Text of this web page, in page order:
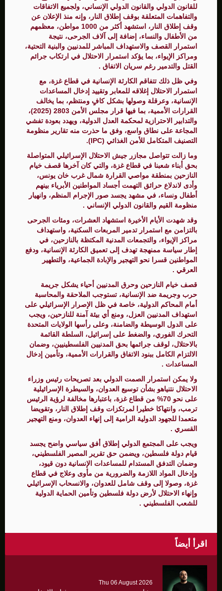
للقانون الدولي والقانون الدولي الإنساني، ولجميع الاتفاقات
والتفاهمات المتعلقة بوقف إطلاق النار، وإنه منذ الإعلان عن
وقف إطلاق النار، استشهد أكثر من 1000 مواطن، معظمهم
من الأطفال والنساء، إضافة إلى آلاف الجرحى، نتيجة
استمرار القصف والاستهداف المباشر للمدنيين والبنية التحتية،
ومراكز الإيواء، بما يؤكد استمرار الاحتلال في ارتكاب جرائم
القتل والتدمير رغم سريان الاتفاق .
وفي ظل ذلك تتفاقم الكارثة الإنسانية في قطاع غزة، مع
استمرار الاحتلال إغلاقه للمعابر وتقييد إدخال المساعدات
الإنسانية، وعرقلة وصولها بشكل كافٍ ومنتظم، بما يخالف
القرارات الأممية، بما فيها قرار مجلس الأمن 2803 (2025)،
والتدابير الاحترازية لمحكمة العدل الدولية، ويهدد بعودة تفشي
المجاعة على نطاق واسع، وفق ما حذرت منه تقارير منظومة
التصنيف المتكامل للأمن الغذائي (IPC).
وما زالت تتواصل مجازر جيش الاحتلال الإسرائيلي المتواصلة
بحق أبناء شعبنا في قطاع غزة، والتي كان آخرها قصف خيام
النازحين بمنطقة مواصي القرارة شمال غرب خان يونس،
وأدى لاندلاع حرائق التهمت أجساد المواطنين الأبرياء بينهم
أطفال ونساء، في مشهد يجسد صور الإجرام المنظم، وانهيار
منظومة القيم والقانون الدولي الإنساني .
وقد شهدت الأيام الأخيرة استشهاد العشرات، ومئات الجرحى
بالتزامن مع استمرار تدمير المربعات السكنية، واستهداف
مراكز الإيواء، والتجمعات المدنية المكتظة بالنازحين، في
إطار سياسة ممنهجة تهدف إلى تعميق الكارثة الإنسانية، ودفع
المواطنين قسرا نحو التهجير والإبادة الجماعية، والتطهير
العرقي .
قصف خيام النازحين وحرق المدنيين أحياء يشكل جريمة
حرب وجريمة ضد الإنسانية، تستوجب الملاحقة والمحاسبة
أمام المحاكم الدولية، خاصة في ظل الإصرار الإسرائيلي على
استهداف المدنيين العزل، ومنع أي بيئة آمنة للنازحين، ويجب
على الدول الوسيطة والضامنة، وعلى رأسها الولايات المتحدة
التحرك الفوري، والضغط على إسرائيل، السلطة القائمة
بالاحتلال، لوقف جرائمها بحق المدنيين الفلسطينيين، وضمان
الالتزام الكامل ببنود الاتفاق والقرارات الأممية، وتأمين إدخال
المساعدات .
ولا يمكن استمرار الصمت الدولي بعد تصريحات رئيس وزراء
الاحتلال نتنياهو بشأن توسيع العدوان، والسيطرة الإسرائيلية
على نحو 70% من قطاع غزة، باعتبارها مخالفة لرؤية الرئيس
ترمب، وانتهاكا خطيرا لمرتكزات وقف إطلاق النار، وتقويضا
متعمدا للجهود الدولية الرامية إلى إنهاء العدوان، ومنع التهجير
القسري .
ويجب على المجتمع الدولي إطلاق أفق سياسي واضح يجسد
قيام دولة فلسطين، ويضمن حق تقرير المصير الفلسطيني،
وضمان التدفق المستدام للمساعدات الإنسانية دون قيود،
وإدخال المواد اللازمة والضرورية من مأوى وعلاج في قطاع
غزة، وصولا إلى وقف شامل للعدوان، والانسحاب الإسرائيلي
وإنهاء الاحتلال لأرض دولة فلسطين وتأمين الحماية الدولية
للشعب الفلسطيني .
اقرأ أيضاً
Thu 06 August 2026